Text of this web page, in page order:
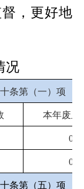
，更好地
况
条第（一）项
本年废止
0
0
条第（五）项